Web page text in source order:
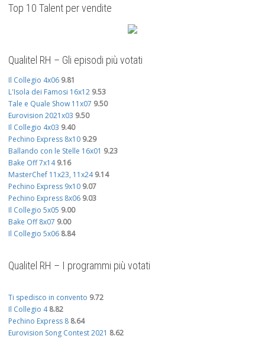
Top 10 Talent per vendite
Qualitel RH – Gli episodi più votati
Il Collegio 4x06 9.81
L'Isola dei Famosi 16x12 9.53
Tale e Quale Show 11x07 9.50
Eurovision 2021x03 9.50
Il Collegio 4x03 9.40
Pechino Express 8x10 9.29
Ballando con le Stelle 16x01 9.23
Bake Off 7x14 9.16
MasterChef 11x23, 11x24 9.14
Pechino Express 9x10 9.07
Pechino Express 8x06 9.03
Il Collegio 5x05 9.00
Bake Off 8x07 9.00
Il Collegio 5x06 8.84
Qualitel RH – I programmi più votati
Ti spedisco in convento 9.72
Il Collegio 4 8.82
Pechino Express 8 8.64
Eurovision Song Contest 2021 8.62